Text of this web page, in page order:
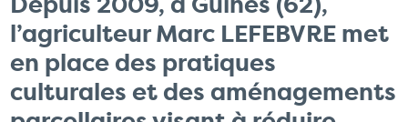
l’agriculteur Marc LEFEBVRE met
en place des pratiques
culturales et des aménagements